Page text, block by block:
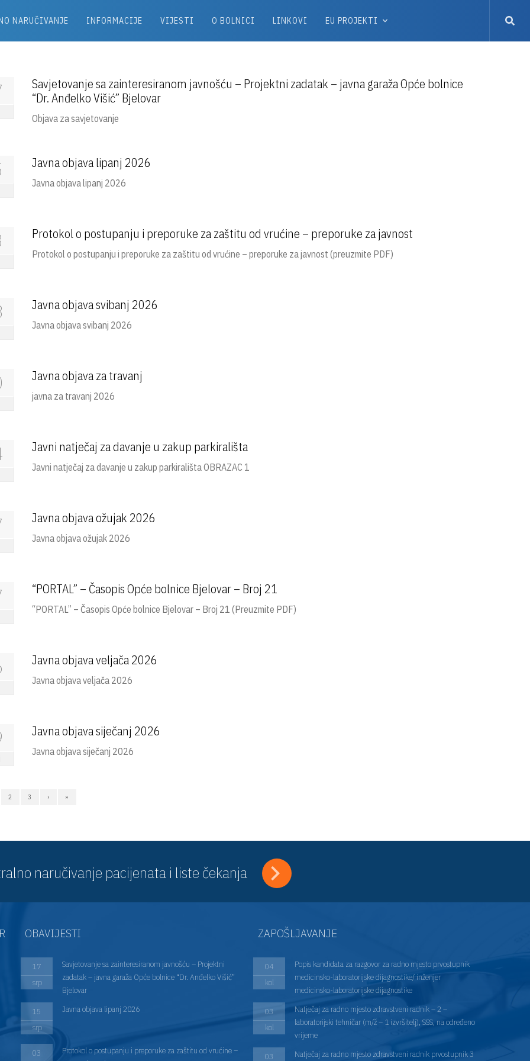
NARUČIVANJE INFORMACIJE VIJESTI O BOLNICI LINKOVI EU PROJEKTI
Savjetovanje sa zainteresiranom javnošću – Projektni zadatak – javna garaža Opće bolnice
“Dr. Anđelko Višić” Bjelovar
Objava za savjetovanje
Javna objava lipanj 2026
Javna objava lipanj 2026
Protokol o postupanju i preporuke za zaštitu od vrućine – preporuke za javnost
Protokol o postupanju i preporuke za zaštitu od vrućine – preporuke za javnost (preuzmite PDF)
Javna objava svibanj 2026
Javna objava svibanj 2026
Javna objava za travanj
javna za travanj 2026
Javni natječaj za davanje u zakup parkirališta
Javni natječaj za davanje u zakup parkirališta OBRAZAC 1
Javna objava ožujak 2026
Javna objava ožujak 2026
“PORTAL” – Časopis Opće bolnice Bjelovar – Broj 21
“PORTAL” – Časopis Opće bolnice Bjelovar – Broj 21 (Preuzmite PDF)
Javna objava veljača 2026
Javna objava veljača 2026
Javna objava siječanj 2026
Javna objava siječanj 2026
2 3 › »
naručivanje pacijenata i liste čekanja
OBAVIJESTI
17
srp
Savjetovanje sa zainteresiranom javnošću – Projektni
zadatak – javna garaža Opće bolnice “Dr. Anđelko Višić”
Bjelovar
15
srp
Javna objava lipanj 2026
03
Protokol o postupanju i preporuke za zaštitu od vrućine –
ZAPOŠLJAVANJE
04
kol
Popis kandidata za razgovor za radno mjesto prvostupnik
medicinsko-laboratorijske dijagnostike/ inženjer
medicinsko-laboratorijske dijagnostike
03
kol
Natječaj za radno mjesto zdravstveni radnik – 2 –
laboratorijski tehničar (m/ž – 1 izvršitelj), SSS, na određeno
vrijeme
03
Natječaj za radno mjesto zdravstveni radnik prvostupnik 3